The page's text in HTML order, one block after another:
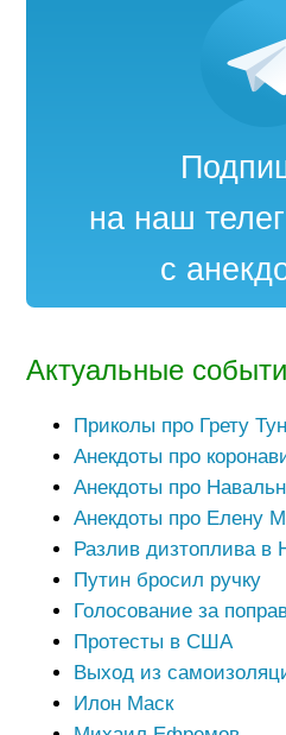
на наш
с
Актуальные
Приколы про Грету
Анекдоты про
Анекдоты про
Анекдоты про Елену
Разлив дизтоплива в
Путин бросил ручку
Голосование за
Протесты в США
Выход из
Илон Маск